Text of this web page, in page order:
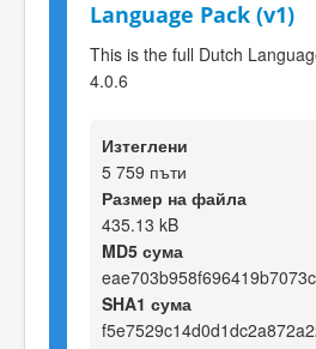
Language Pack (v1)
This is the full Dutch
4.0.6
Изтеглени
5 759 пъти
Размер на файла
435.13 kB
MD5 сума
SHA1 сума